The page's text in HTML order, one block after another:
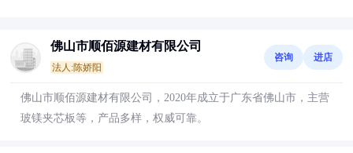
佛山市顺佰源建材有限公司
法人:陈娇阳
咨询 进店
佛山市顺佰源建材有限公司，2020年成立于广东省佛山市，主营
玻镁夹芯板等，产品多样，权威可靠。